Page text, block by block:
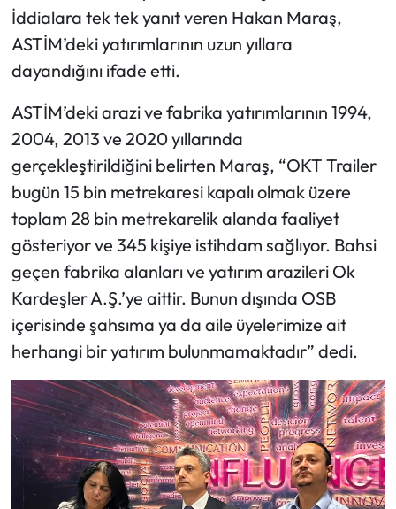
İddialara tek tek yanıt veren Hakan Maraş,
ASTİM’deki yatırımlarının uzun yıllara
dayandığını ifade etti.
ASTİM’deki arazi ve fabrika yatırımlarının 1994,
2004, 2013 ve 2020 yıllarında
gerçekleştirildiğini belirten Maraş, “OKT Trailer
bugün 15 bin metrekaresi kapalı olmak üzere
toplam 28 bin metrekarelik alanda faaliyet
gösteriyor ve 345 kişiye istihdam sağlıyor. Bahsi
geçen fabrika alanları ve yatırım arazileri Ok
Kardeşler A.Ş.’ye aittir. Bunun dışında OSB
içerisinde şahsıma ya da aile üyelerimize ait
herhangi bir yatırım bulunmamaktadır” dedi.